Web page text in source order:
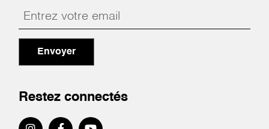
Envoyer
Restez connectés